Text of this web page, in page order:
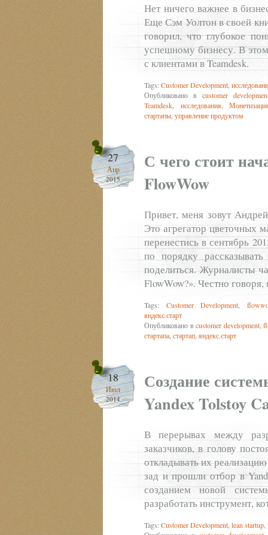
Нет ничего важнее в
Еще Сэм Уолтон в своей
говорил, что глубокое
успешному бизнесу. В
с клиентами в Teamdesk.
Tags:Customer Development,
Опубликовано в customer
Teamdesk, исследования,
стартапы,управление продуктом
27
Апр
2015
С чего стоит
FlowWow
Привет, меня зовут
Это агрегатор цветочных
перенестись в сентябрь
по порядку
поделиться. Журналисты
FlowWow?». Честно
Tags: Customer Development
яндекс.старт
Опубликовано вcustomer development,
стартапа стартап яндекс.старт
18
Июл
2014
Создание
Yandex Tolstoy
В перерывах между
заказчиков, в голову
откладывать их
зад и прошли отбор в
созданием новой
разработать инструмент,
Tags: Customer Development lean startup